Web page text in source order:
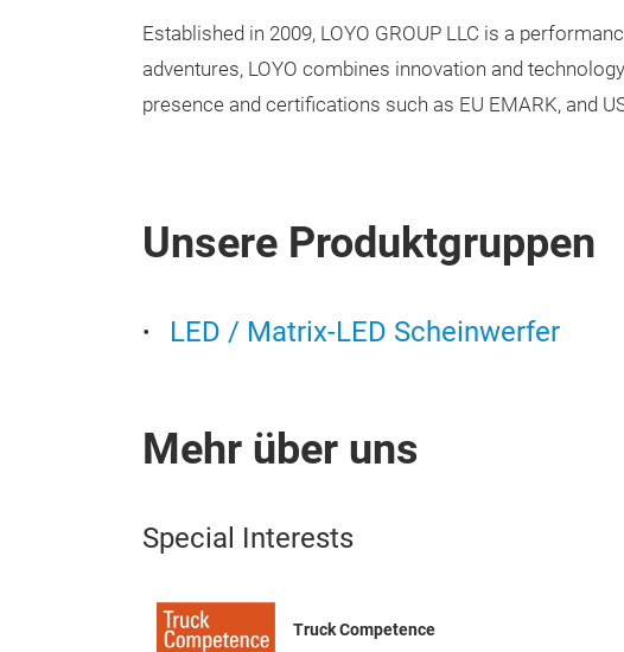
Established in 2009, LOYO GROUP LLC is a
adventures, LOYO combines innovation and
presence and certifications such as EU EMARK, and
Unsere Produktgruppen
LED / Matrix-LED Scheinwerfer
Mehr über uns
Special Interests
Truck Competence